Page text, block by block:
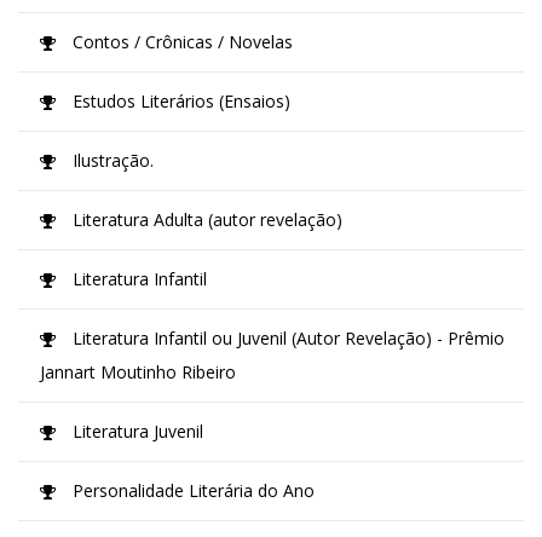
Contos / Crônicas / Novelas
Estudos Literários (Ensaios)
Ilustração.
Literatura Adulta (autor revelação)
Literatura Infantil
Literatura Infantil ou Juvenil (Autor Revelação) - Prêmio
Jannart Moutinho Ribeiro
Literatura Juvenil
Personalidade Literária do Ano